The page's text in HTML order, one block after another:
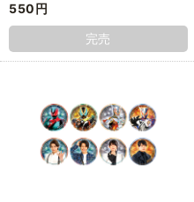
550円
完売